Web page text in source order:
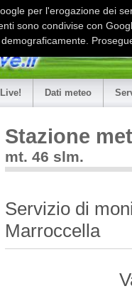
Live! Dati meteo
Stazione
mt. 46 slm.
Servizio di
Marroccella
per l'erogazione dei
sono condivise con